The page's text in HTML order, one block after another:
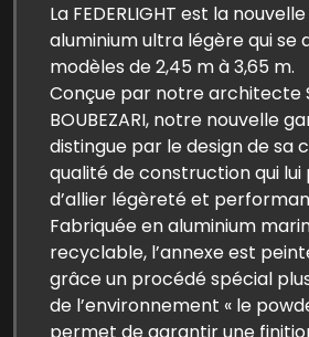
La FEDERLIGHT est la
aluminium ultra légère qui se
modèles de 2,45 m à 3,65 m.
Conçue par notre architecte
BOUBEZARI, notre nouvelle
distingue par le design de sa
qualité de construction qui
d’allier légèreté et
Fabriquée en aluminium
recyclable, l’annexe est
grâce un procédé spécial
de l’environnement « le